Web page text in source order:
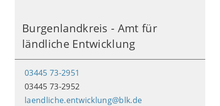
Burgenlandkreis - Amt für
ländliche Entwicklung
03445 73-2951
03445 73-2952
laendliche.entwicklung@blk.de